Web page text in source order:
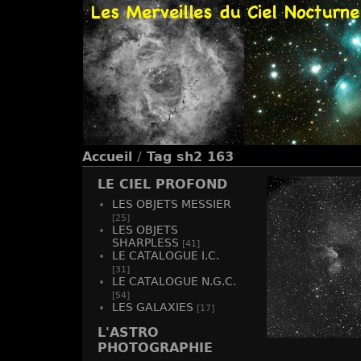
Accueil / Tag sh2 163
LE CIEL PROFOND
LES OBJETS MESSIER
[25]
LES OBJETS
SHARPLESS [41]
LE CATALOGUE I.C.
[31]
LE CATALOGUE N.G.C.
[54]
LES GALAXIES [17]
L'ASTRO
PHOTOGRAPHIE